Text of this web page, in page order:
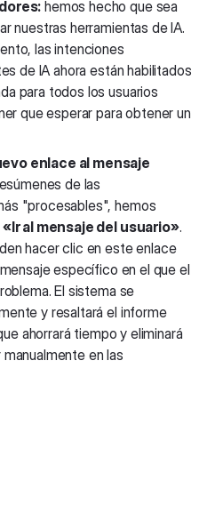
hemos hecho que sea
nuestras herramientas de IA.
las intenciones
de IA ahora están habilitados
para todos los usuarios
que esperar para obtener un
enlace al mensaje
de las
"procesables", hemos
«Ir al mensaje del usuario».
hacer clic en este enlace
específico en el que el
El sistema se
y resaltará el informe
ahorrará tiempo y eliminará
en las